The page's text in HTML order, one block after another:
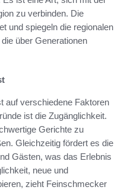
zu verbinden. Die
und spiegeln die regionalen
über Generationen
auf verschiedene Faktoren
ist die Zugänglichkeit.
Gerichte zu
Gleichzeitig fördert es die
Gästen, was das Erlebnis
neue und
zieht Feinschmecker